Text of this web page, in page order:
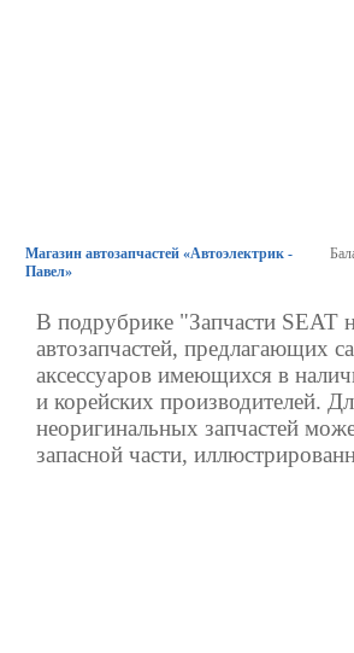
Магазин автозапчастей «Автоэлектрик -
Павел»
В подрубрике "Запчасти SEAT
автозапчастей, предлагающих
аксессуаров имеющихся в
и корейских производителей.
неоригинальных запчастей
запасной части,